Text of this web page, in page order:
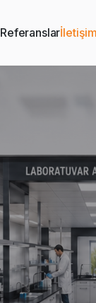
Referanslarİletişim